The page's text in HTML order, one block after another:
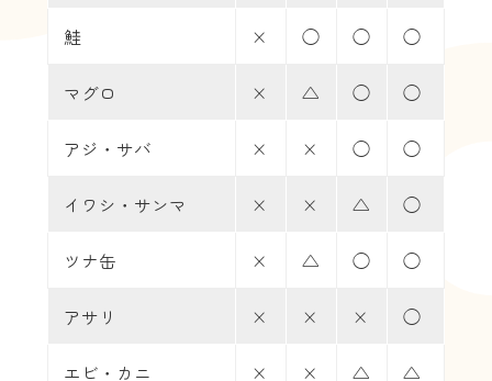
鮭 × ◯ ◯ ◯
マグロ × △ ◯ ◯
アジ・サバ × × ◯ ◯
イワシ・サンマ × × △ ◯
ツナ缶 × △ ◯ ◯
アサリ × × × ◯
エビ・カニ × × △ △